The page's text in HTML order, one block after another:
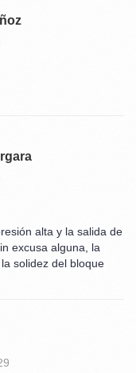
alta y la salida de
excusa alguna, la
solidez del bloque